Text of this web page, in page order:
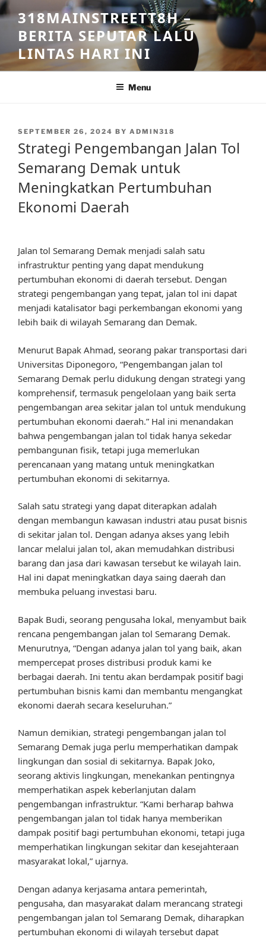
Skip
to
content
318MAINSTREETT8H –
BERITA SEPUTAR LALU
LINTAS HARI INI
Menu
POSTED
SEPTEMBER 26, 2024 BY ADMIN318
Strategi Pengembangan Jalan Tol
Semarang Demak untuk
Meningkatkan Pertumbuhan
Ekonomi Daerah
Jalan tol Semarang Demak menjadi salah satu
infrastruktur penting yang dapat mendukung
pertumbuhan ekonomi di daerah tersebut. Dengan
strategi pengembangan yang tepat, jalan tol ini dapat
menjadi katalisator bagi perkembangan ekonomi yang
lebih baik di wilayah Semarang dan Demak.
Menurut Bapak Ahmad, seorang pakar transportasi dari
Universitas Diponegoro, “Pengembangan jalan tol
Semarang Demak perlu didukung dengan strategi yang
komprehensif, termasuk pengelolaan yang baik serta
pengembangan area sekitar jalan tol untuk mendukung
pertumbuhan ekonomi daerah.” Hal ini menandakan
bahwa pengembangan jalan tol tidak hanya sekedar
pembangunan fisik, tetapi juga memerlukan
perencanaan yang matang untuk meningkatkan
pertumbuhan ekonomi di sekitarnya.
Salah satu strategi yang dapat diterapkan adalah
dengan membangun kawasan industri atau pusat bisnis
di sekitar jalan tol. Dengan adanya akses yang lebih
lancar melalui jalan tol, akan memudahkan distribusi
barang dan jasa dari kawasan tersebut ke wilayah lain.
Hal ini dapat meningkatkan daya saing daerah dan
membuka peluang investasi baru.
Bapak Budi, seorang pengusaha lokal, menyambut baik
rencana pengembangan jalan tol Semarang Demak.
Menurutnya, “Dengan adanya jalan tol yang baik, akan
mempercepat proses distribusi produk kami ke
berbagai daerah. Ini tentu akan berdampak positif bagi
pertumbuhan bisnis kami dan membantu mengangkat
ekonomi daerah secara keseluruhan.”
Namun demikian, strategi pengembangan jalan tol
Semarang Demak juga perlu memperhatikan dampak
lingkungan dan sosial di sekitarnya. Bapak Joko,
seorang aktivis lingkungan, menekankan pentingnya
memperhatikan aspek keberlanjutan dalam
pengembangan infrastruktur. “Kami berharap bahwa
pengembangan jalan tol tidak hanya memberikan
dampak positif bagi pertumbuhan ekonomi, tetapi juga
memperhatikan lingkungan sekitar dan kesejahteraan
masyarakat lokal,” ujarnya.
Dengan adanya kerjasama antara pemerintah,
pengusaha, dan masyarakat dalam merancang strategi
pengembangan jalan tol Semarang Demak, diharapkan
pertumbuhan ekonomi di wilayah tersebut dapat